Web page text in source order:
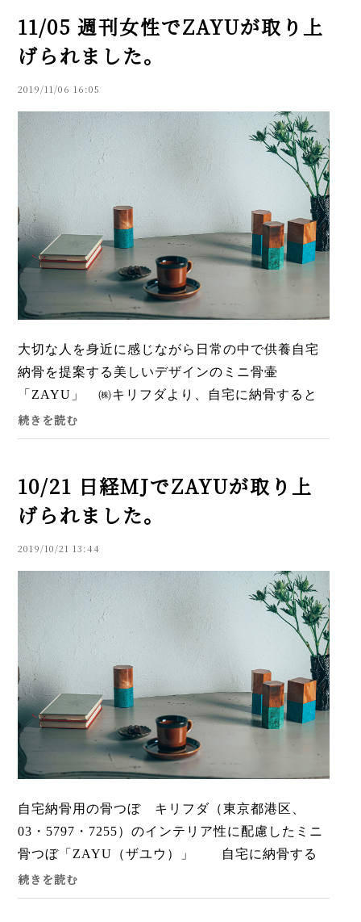
11/05 週刊女性でZAYUが取り上
げられました。
2019/11/06 16:05
大切な人を身近に感じながら日常の中で供養自宅
納骨を提案する美しいデザインのミニ骨壷
「ZAYU」 ㈱キリフダより、自宅に納骨すると
いう新しい供養スタイルを提案するミニ骨壷
「ZAYU（ザユウ）」（10万4000～14...
続きを読む
10/21 日経MJでZAYUが取り上
げられました。
2019/10/21 13:44
自宅納骨用の骨つぼ キリフダ（東京都港区、
03・5797・7255）のインテリア性に配慮したミニ
骨つぼ「ZAYU（ザユウ）」 自宅に納骨する
という新習慣を提案する。富山県の伝統工芸品、
高岡銅器のほか、木工や漆...
続きを読む